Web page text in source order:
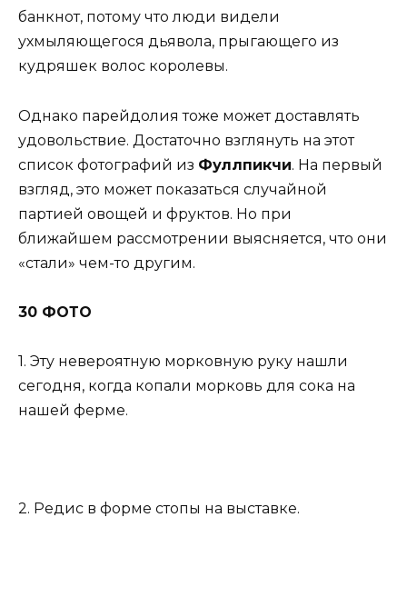
банкнот, потому что люди видели
ухмыляющегося дьявола, прыгающего из
кудряшек волос королевы.
Однако парейдолия тоже может доставлять
удовольствие. Достаточно взглянуть на этот
список фотографий из Фуллпикчи. На первый
взгляд, это может показаться случайной
партией овощей и фруктов. Но при
ближайшем рассмотрении выясняется, что они
«стали» чем-то другим.
30 ФОТО
1. Эту невероятную морковную руку нашли
сегодня, когда копали морковь для сока на
нашей ферме.
2. Редис в форме стопы на выставке.